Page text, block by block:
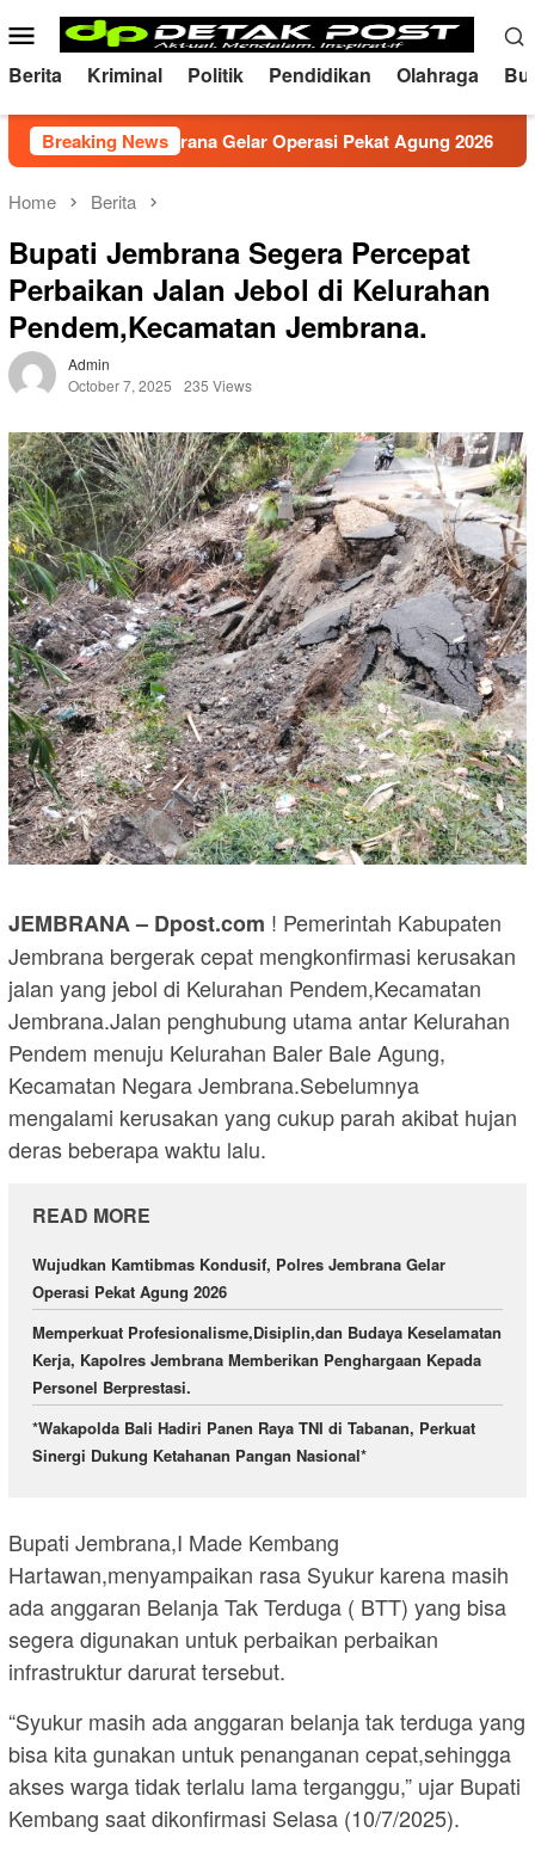
to
content
Mobile
Menu
Berita Kriminal Politik Pendidikan Olahraga
Breaking News
Jembrana Gelar Operasi Pekat Agung 2026
Home Berita
Bupati Jembrana Segera Percepat
Perbaikan Jalan Jebol di Kelurahan
Pendem,Kecamatan Jembrana.
Admin
October 7, 2025
235 Views
JEMBRANA – Dpost.com ! Pemerintah Kabupaten
Jembrana bergerak cepat mengkonfirmasi kerusakan
jalan yang jebol di Kelurahan Pendem,Kecamatan
Jembrana.Jalan penghubung utama antar Kelurahan
Pendem menuju Kelurahan Baler Bale Agung,
Kecamatan Negara Jembrana.Sebelumnya
mengalami kerusakan yang cukup parah akibat hujan
deras beberapa waktu lalu.
READ MORE
Wujudkan Kamtibmas Kondusif, Polres Jembrana Gelar
Operasi Pekat Agung 2026
Memperkuat Profesionalisme,Disiplin,dan Budaya Keselamatan
Kerja, Kapolres Jembrana Memberikan Penghargaan Kepada
Personel Berprestasi.
*Wakapolda Bali Hadiri Panen Raya TNI di Tabanan, Perkuat
Sinergi Dukung Ketahanan Pangan Nasional*
Bupati Jembrana,I Made Kembang
Hartawan,menyampaikan rasa Syukur karena masih
ada anggaran Belanja Tak Terduga ( BTT) yang bisa
segera digunakan untuk perbaikan perbaikan
infrastruktur darurat tersebut.
“Syukur masih ada anggaran belanja tak terduga yang
bisa kita gunakan untuk penanganan cepat,sehingga
akses warga tidak terlalu lama terganggu,” ujar Bupati
Kembang saat dikonfirmasi Selasa (10/7/2025).